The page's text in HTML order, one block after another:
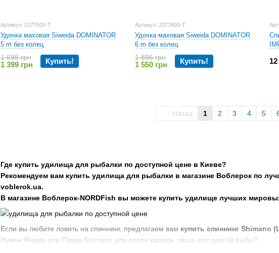
Где купить удилища для рыбалки по доступной цене в Киеве?
Рекомендуем вам купить удилища для рыбалки в магазине Воблерок по
voblerok.ua.
В магазине Воблерок-NORDFish вы можете купить удилище лучших
Если вы любите ловить на спиннинг, предлагаем вам купить спиннинг Shimano
Нужен Фидер или Пикер Shimano для ловли карася, ляща или другой рыбы?
Артикул: 2377500-Т
Удочка маховая Siweida DOMINATOR
5 m без колец
1 698 грн
1 399 грн Купить!
Артикул: 2377600-Т
Удочка маховая Siweida DOMINATOR
6 m без колец
1 896 грн
1 550 грн Купить!
Назад 1 2 3 4 5